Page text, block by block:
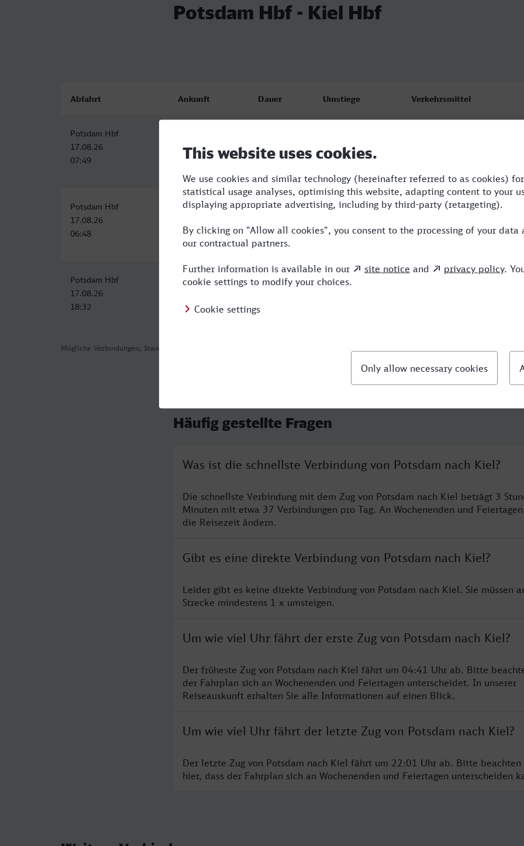
Potsdam Hbf - Kiel Hbf
Mögliche Verbindungen, Stand: 2026-08-03 06:00
Abfahrt Ankunft Dauer Umstiege Verkehrsmittel
Potsdam Hbf
17.08.26
07:49
17.08.26
11:43
Potsdam Hbf
17.08.26
06:48
Kiel Hbf
12:52
6:04 5 RB,NBE,RE,ICE
Potsdam Hbf
17.08.26
18:32
Kiel Hbf
00:16
5:44 4
Häufig gestellte Fragen
Was ist die schnellste Verbindung von Potsdam nach Kiel?
Die schnellste Verbindung mit dem Zug von Potsdam nach Kiel beträgt 3
Minuten mit etwa 37 Verbindungen pro Tag. An Wochenenden und
die Reisezeit ändern.
Gibt es eine direkte Verbindung von Potsdam nach Kiel?
Leider gibt es keine direkte Verbindung von Potsdam nach Kiel. Sie müssen
Strecke mindestens 1 x umsteigen.
Um wie viel Uhr fährt der erste Zug von Potsdam nach Kiel?
Der früheste Zug von Potsdam nach Kiel fährt um 04:41 Uhr ab. Bitte
der Fahrplan sich an Wochenenden und Feiertagen unterscheidet. In unserer
Reiseauskunft erhalten Sie alle Informationen auf einen Blick.
Um wie viel Uhr fährt der letzte Zug von Potsdam nach Kiel?
Der letzte Zug von Potsdam nach Kiel fährt um 22:01 Uhr ab. Bitte beachten
hier, dass der Fahrplan sich an Wochenenden und Feiertagen unterscheiden